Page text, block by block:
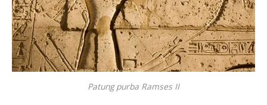
Patung purba Ramses II